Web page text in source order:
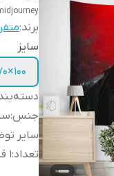
برند:
سایز
100×70 سانتی‌متر
جنس:
سایر
تعداد:1 قلم